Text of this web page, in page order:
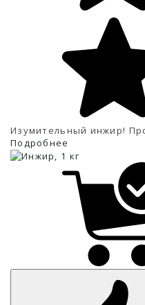
Изумительный инжир!
Подробнее